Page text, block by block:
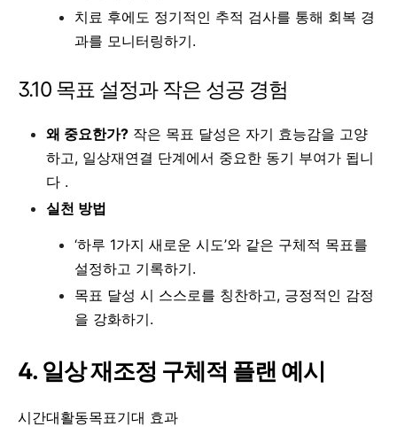
치료 후에도 정기적인 추적 검사를 통해 회복 경
과를 모니터링하기.
3.10 목표 설정과 작은 성공 경험
왜 중요한가? 작은 목표 달성은 자기 효능감을 고양
하고, 일상재연결 단계에서 중요한 동기 부여가 됩니
다 .
실천 방법
‘하루 1가지 새로운 시도’와 같은 구체적 목표를
설정하고 기록하기.
목표 달성 시 스스로를 칭찬하고, 긍정적인 감정
을 강화하기.
4. 일상 재조정 구체적 플랜 예시
시간대활동목표기대 효과